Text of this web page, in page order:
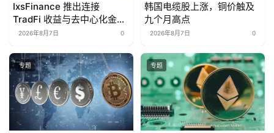
IxsFinance 推出连接
TradFi 收益与去中心化金融
的机枪池基础设施
2026年8月7日 0
韩国电缆股上涨，铜价触及
九个月高点
2026年8月7日 0
专题 专题